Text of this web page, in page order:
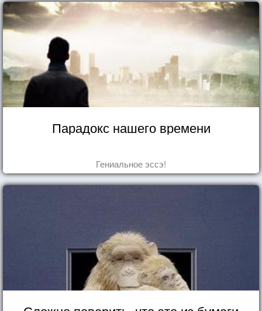
Парадокс нашего времени
Гениальное эссэ!